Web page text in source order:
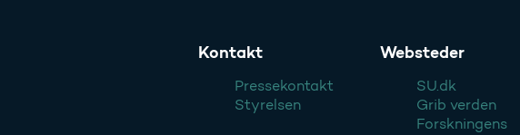
Kontakt
Pressekontakt
Styrelsen
Websteder
SU.dk
Grib verden
Forskningens